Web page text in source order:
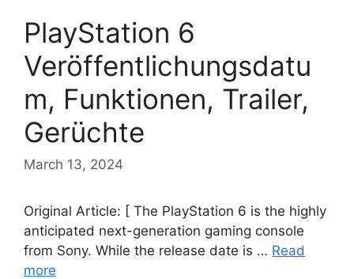
PlayStation 6
Veröffentlichungsdatu
m, Funktionen, Trailer,
Gerüchte
March 13, 2024
Original Article: [ The PlayStation 6 is the highly
anticipated next-generation gaming console
from Sony. While the release date is … Read
more